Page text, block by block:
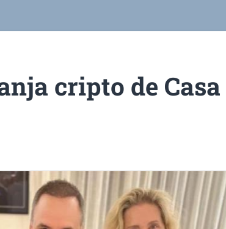
cripto de Casa